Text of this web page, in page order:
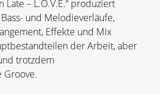
Late – L.O.V.E.“ produziert
und Melodieverläufe,
Effekte und Mix
der Arbeit, aber
trotzdem
Groove.